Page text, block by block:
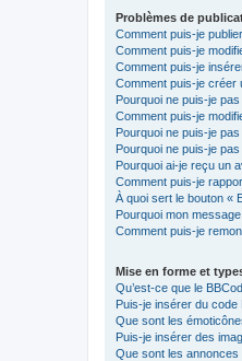
Problèmes de
Comment puis-je
Comment puis-je
Comment puis-je
Comment puis-je créer
Pourquoi ne puis-je
Comment puis-je
Pourquoi ne puis-je
Pourquoi ne puis-je
Pourquoi ai-je reçu un
Comment puis-je
À quoi sert le bouton «
Pourquoi mon
Comment puis-je
Mise en forme et
Qu’est-ce que le
Puis-je insérer du code
Que sont les
Puis-je insérer des
Que sont les annonces